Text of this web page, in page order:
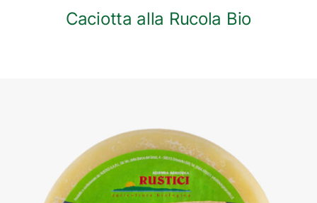
Caciotta alla Rucola Bio